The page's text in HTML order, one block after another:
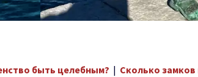
быть целебным? | Сколько